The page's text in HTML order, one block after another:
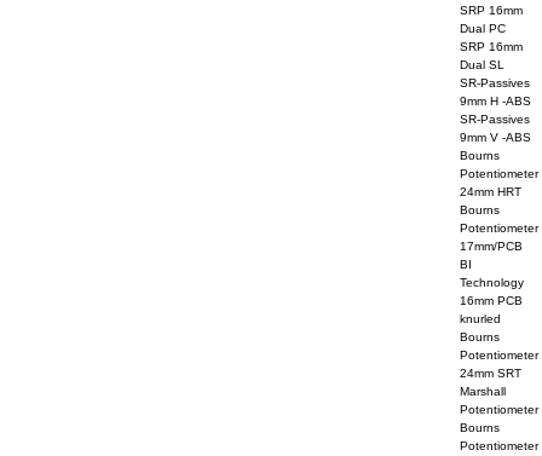
SRP 16mm
Dual PC
SRP 16mm
Dual SL
SR-Passives
9mm H -ABS
SR-Passives
9mm V -ABS
Bourns
Potentiometer
24mm HRT
Bourns
Potentiometer
17mm/PCB
BI
Technology
16mm PCB
knurled
Bourns
Potentiometer
24mm SRT
Marshall
Potentiometer
Bourns
Potentiometer